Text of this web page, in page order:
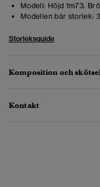
Modell: Höjd 1m73.
Modellen bär storlek:
Storleksguide
Komposition och
Kontakt